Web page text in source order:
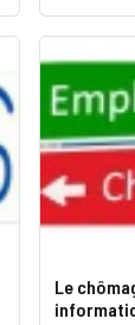
Le